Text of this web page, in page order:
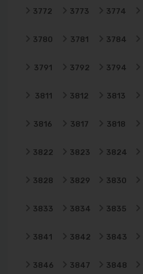
3772 3773 3774
3780 3781 3784
3791 3792 3794
3811 3812 3813
3816 3817 3818
3822 3823 3824
3828 3829 3830
3833 3834 3835
3841 3842 3843
3846 3847 3848